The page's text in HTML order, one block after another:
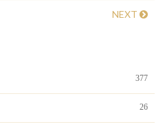
NEXT
377
26